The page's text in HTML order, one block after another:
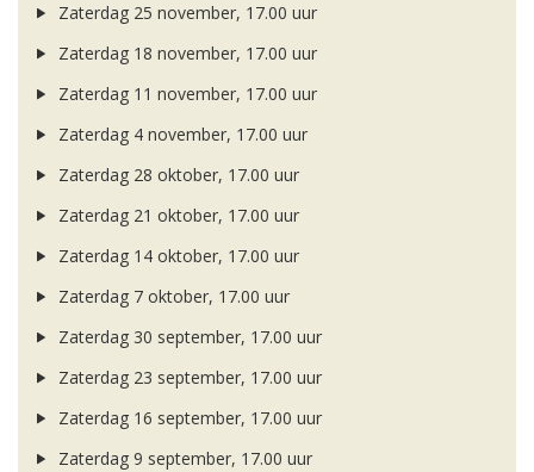
Zaterdag 25 november, 17.00 uur
Zaterdag 18 november, 17.00 uur
Zaterdag 11 november, 17.00 uur
Zaterdag 4 november, 17.00 uur
Zaterdag 28 oktober, 17.00 uur
Zaterdag 21 oktober, 17.00 uur
Zaterdag 14 oktober, 17.00 uur
Zaterdag 7 oktober, 17.00 uur
Zaterdag 30 september, 17.00 uur
Zaterdag 23 september, 17.00 uur
Zaterdag 16 september, 17.00 uur
Zaterdag 9 september, 17.00 uur